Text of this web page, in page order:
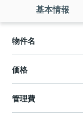
基本情報
物件名
価格
管理費